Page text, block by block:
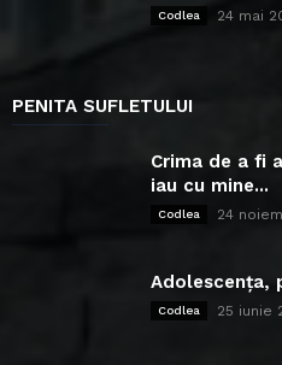
Codlea 24 mai
PENITA SUFLETULUI
Crima de a fi
iau cu mine...
Codlea 24
Adolescența,
Codlea 25 iunie